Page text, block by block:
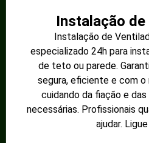
Instalação
Instalação de
especializado 24h para
de teto ou parede.
segura, eficiente e com o
cuidando da fiação e
necessárias. Profissionais
ajudar.